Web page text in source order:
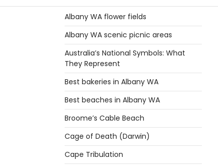
Albany WA flower fields
Albany WA scenic picnic areas
Australia’s National Symbols: What
They Represent
Best bakeries in Albany WA
Best beaches in Albany WA
Broome’s Cable Beach
Cage of Death (Darwin)
Cape Tribulation